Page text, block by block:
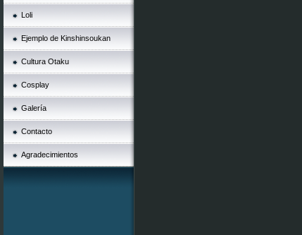
Loli
Ejemplo de Kinshinsoukan
Cultura Otaku
Cosplay
Galería
Contacto
Agradecimientos